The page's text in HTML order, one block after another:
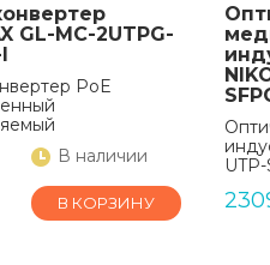
GL-MC-2UTPG-
PoE
В наличии
В КОРЗИНУ